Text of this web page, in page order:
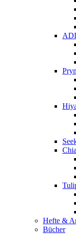
Hefte &
Bücher